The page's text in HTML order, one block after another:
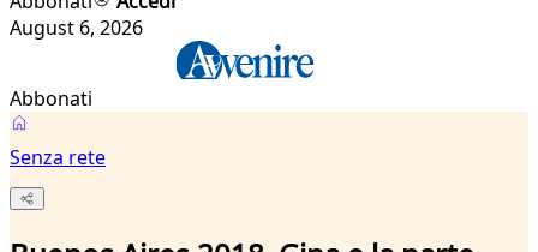
August 6, 2026
Abbonati
Senza rete